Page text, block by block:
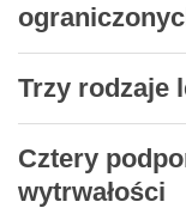
Trzy rodzaje
Cztery
wytrwałości